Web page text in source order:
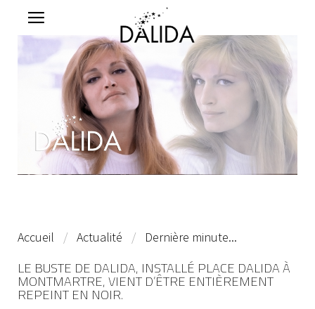
Accueil Actualité Dernière minute...
LE BUSTE DE DALIDA, INSTALLÉ PLACE DALIDA À
MONTMARTRE, VIENT D’ÊTRE ENTIÈREMENT
REPEINT EN NOIR.